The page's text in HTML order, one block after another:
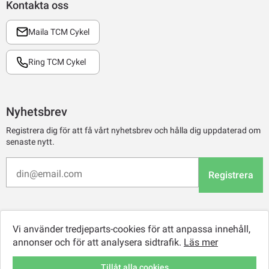
Kontakta oss
Maila TCM Cykel
Ring TCM Cykel
Nyhetsbrev
Registrera dig för att få vårt nyhetsbrev och hålla dig uppdaterad om
senaste nytt.
Registrera
Vi använder tredjeparts-cookies för att anpassa innehåll,
annonser och för att analysera sidtrafik. Läs mer